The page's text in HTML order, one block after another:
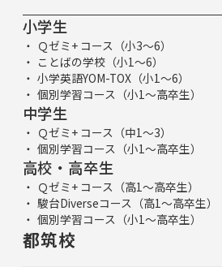
小学生
Ｑゼミ+ コース（小3～6）
ことばの学校（小1～6）
小学英語YOM-TOX（小1～6）
個別学習コース（小1～高卒生）
中学生
Ｑゼミ+ コース（中1～3）
個別学習コース（小1～高卒生）
高校・高卒生
Ｑゼミ+ コース（高1～高卒生）
駿台Diverseコース（高1～高卒生）
個別学習コース（小1～高卒生）
都筑校